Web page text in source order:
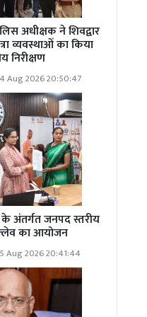
अधीक्षक ने शिवद्वार
व्यवस्थाओं का किया
निरीक्षण
Aug 2026 20:50:47
के अंतर्गत जनपद स्तरीय
का आयोजन
Aug 2026 20:41:44